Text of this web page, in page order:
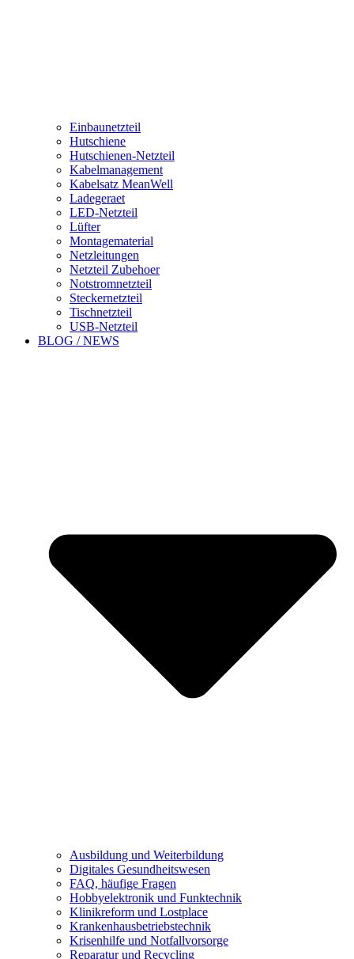
Einbaunetzteil
Hutschiene
Hutschienen-Netzteil
Kabelmanagement
Kabelsatz MeanWell
Ladegeraet
LED-Netzteil
Lüfter
Montagematerial
Netzleitungen
Netzteil Zubehoer
Notstromnetzteil
Steckernetzteil
Tischnetzteil
USB-Netzteil
BLOG / NEWS
Ausbildung und Weiterbildung
Digitales Gesundheitswesen
FAQ, häufige Fragen
Hobbyelektronik und Funktechnik
Klinikreform und Lostplace
Krankenhausbetriebstechnik
Krisenhilfe und Notfallvorsorge
Reparatur und Recycling